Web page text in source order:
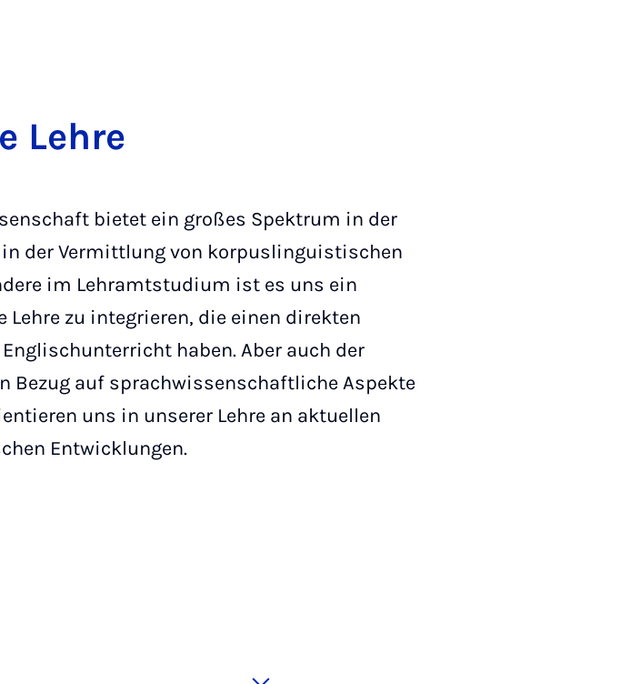
Lehre
bietet ein großes Spektrum in der
in der Vermittlung von korpuslinguistischen
im Lehramtstudium ist es uns ein
zu integrieren, die einen direkten
haben. Aber auch der
Bezug auf sprachwissenschaftliche Aspekte
uns in unserer Lehre an aktuellen
Entwicklungen.